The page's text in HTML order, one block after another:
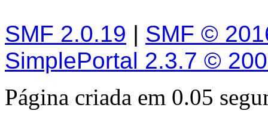
SMF 2.0.19 | SMF ©
SimplePortal 2.3.7 ©
Página criada em 0.05